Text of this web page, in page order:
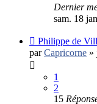
Dernier
sam. 18
Philippe de
parCapricorne »
1
2
15